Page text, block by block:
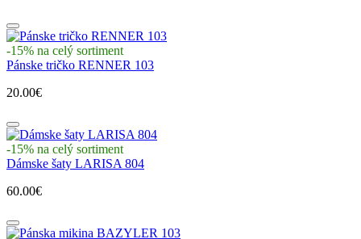
-15% na celý sortiment
Pánske tričko RENNER 103
20.00€
-15% na celý sortiment
Dámske šaty LARISA 804
60.00€